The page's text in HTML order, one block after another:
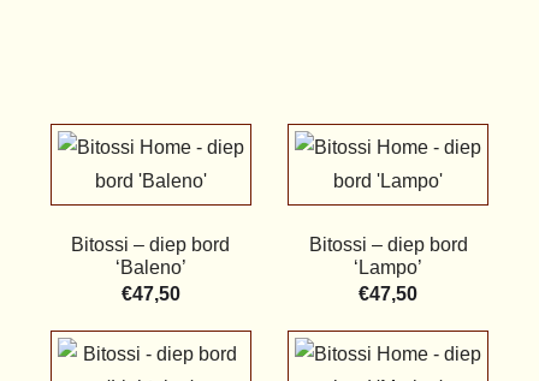
Bitossi – diep bord
‘Baleno’
€47,50
Bitossi – diep bord
‘Lampo’
€47,50